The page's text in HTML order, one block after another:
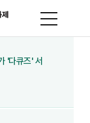
'다큐즈' 서